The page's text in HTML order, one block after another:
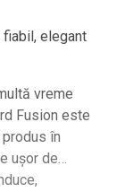
fiabil, elegant
vreme
Fusion este
în
ușor de